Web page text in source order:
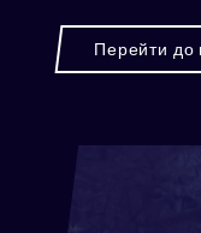
Перейти до